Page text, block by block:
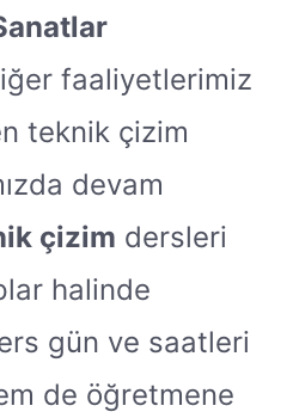
faaliyetlerimiz
teknik çizim
devam
çizim dersleri
halinde
gün ve saatleri
de öğretmene